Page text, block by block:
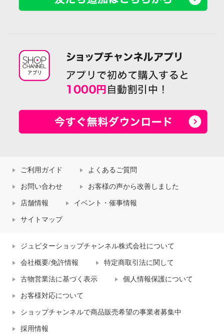
ご利用ガイド よくあるご質問
お問い合わせ お客様の声から改善しました
店舗情報 イベント・催事情報
サイトマップ
ジュピターショップチャンネル株式会社について
会社概要/免許情報 特定商取引法に関して
古物営業法に基づく表示 個人情報保護について
お客様対応について
ショップチャンネルで商品販売希望の事業者募集中
採用情報